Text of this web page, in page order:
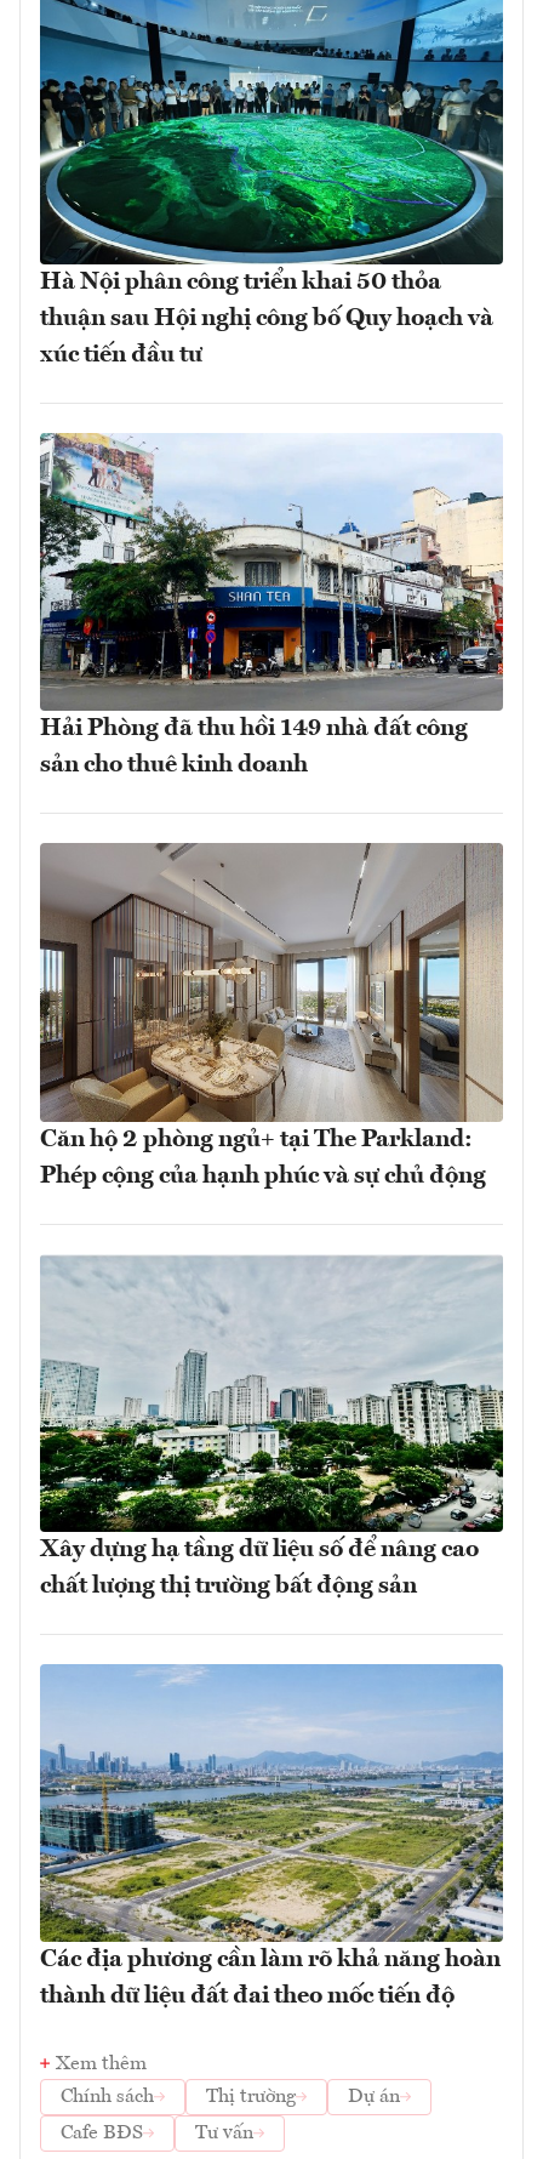
Hà Nội phân công triển khai 50 thỏa
thuận sau Hội nghị công bố Quy hoạch và
xúc tiến đầu tư
Hải Phòng đã thu hồi 149 nhà đất công
sản cho thuê kinh doanh
Căn hộ 2 phòng ngủ+ tại The Parkland:
Phép cộng của hạnh phúc và sự chủ động
Xây dựng hạ tầng dữ liệu số để nâng cao
chất lượng thị trường bất động sản
Các địa phương cần làm rõ khả năng hoàn
thành dữ liệu đất đai theo mốc tiến độ
Xem thêm
Chính sách
Thị trường
Dự án
Cafe BĐS
Tư vấn